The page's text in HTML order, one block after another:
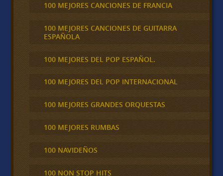
100 MEJORES CANCIONES DE FRANCIA
100 MEJORES CANCIONES DE GUITARRA
ESPAÑOLA
100 MEJORES DEL POP ESPAÑOL.
100 MEJORES DEL POP INTERNACIONAL
100 MEJORES GRANDES ORQUESTAS
100 MEJORES RUMBAS
100 NAVIDEÑOS
100 NON STOP HITS